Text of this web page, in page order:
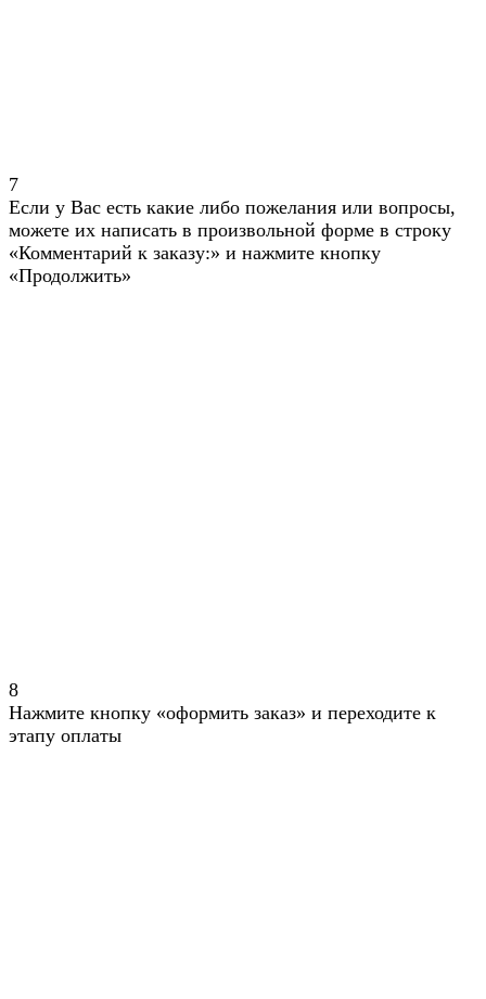
7
Если у Вас есть какие либо пожелания или вопросы,
можете их написать в произвольной форме в строку
«Комментарий к заказу:» и нажмите кнопку
«Продолжить»
8
Нажмите кнопку «оформить заказ» и переходите к
этапу оплаты